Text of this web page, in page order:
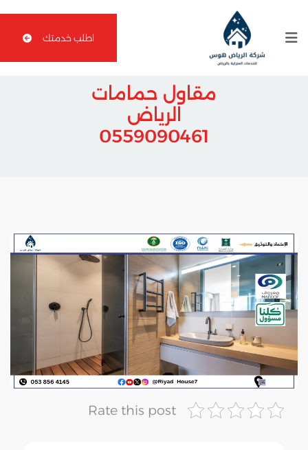
اطلب خدمتك
مقاول حمامات
الرياض
0559090461
Rate this post